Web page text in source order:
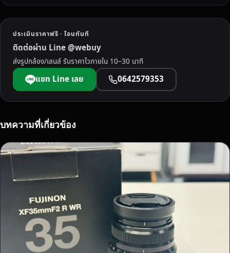
พิ
จิ
ใ
ห้
ร
า
ค
พิ
ศ
ย
ส
ด
ม่
ประเมินราคาฟรี · โอนทันที
ติดต่อผ่าน Line @webuy
ส่งรูปกล้อง/เลนส์ รับราคาไวภายใน 10–30 นาที
แชท Line เลย 0642579353
บทความที่เกี่ยวข้อง